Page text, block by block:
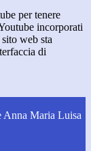
per tenere
incorporati
web sta
di
Anna Maria Luisa